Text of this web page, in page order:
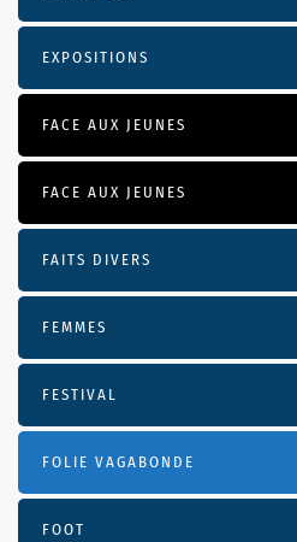
EXPOSITIONS
FACE AUX JEUNES
FACE AUX JEUNES
FAITS DIVERS
FEMMES
FESTIVAL
FOLIE VAGABONDE
FOOT